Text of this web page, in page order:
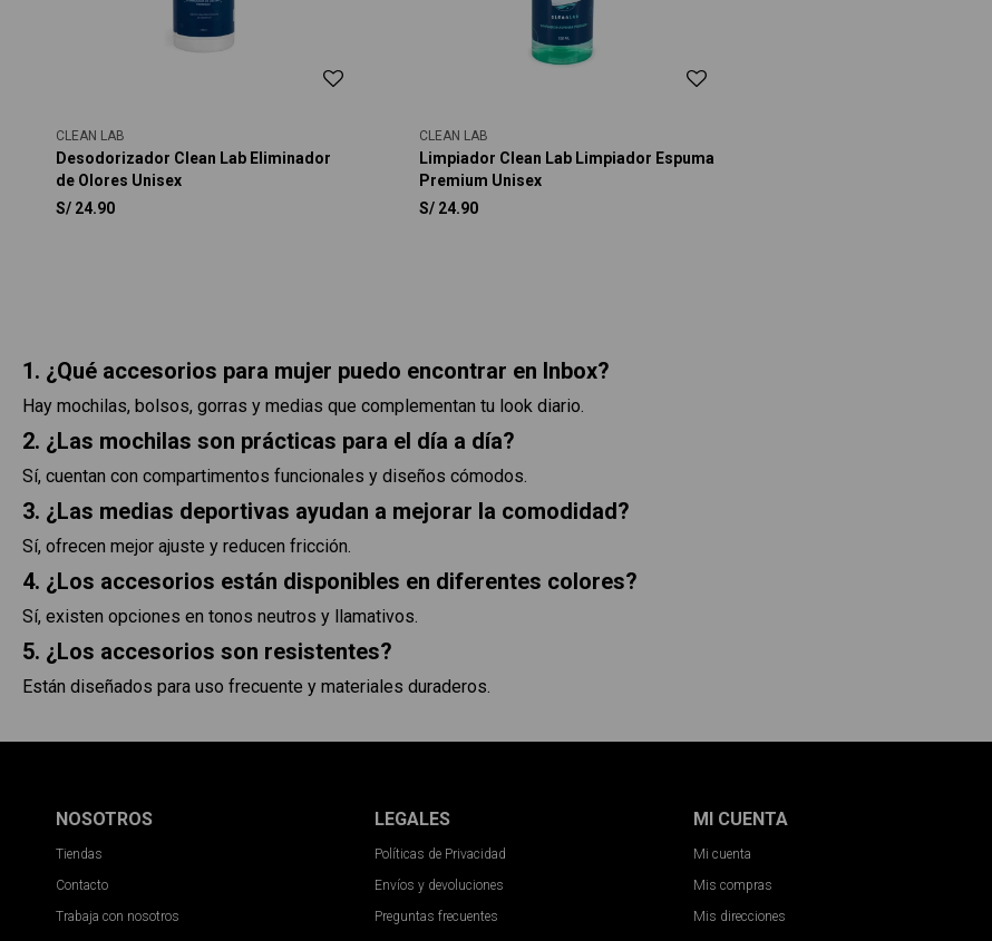
CLEAN LAB
Desodorizador Clean Lab Eliminador
de Olores Unisex
S/ 24.90
CLEAN LAB
Limpiador Clean Lab Limpiador Espuma
Premium Unisex
S/ 24.90
1. ¿Qué accesorios para mujer puedo encontrar en Inbox?
Hay mochilas, bolsos, gorras y medias que complementan tu look diario.
2. ¿Las mochilas son prácticas para el día a día?
Sí, cuentan con compartimentos funcionales y diseños cómodos.
3. ¿Las medias deportivas ayudan a mejorar la comodidad?
Sí, ofrecen mejor ajuste y reducen fricción.
4. ¿Los accesorios están disponibles en diferentes colores?
Sí, existen opciones en tonos neutros y llamativos.
5. ¿Los accesorios son resistentes?
Están diseñados para uso frecuente y materiales duraderos.
NOSOTROS
Tiendas
Contacto
Trabaja con nosotros
LEGALES
Políticas de Privacidad
Envíos y devoluciones
Preguntas frecuentes
MI CUENTA
Mi cuenta
Mis compras
Mis direcciones